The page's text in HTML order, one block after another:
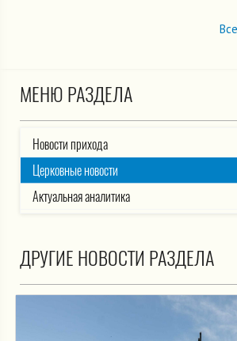
МЕНЮ РАЗДЕЛА
Новости прихода
Церковные новости
Актуальная аналитика
ДРУГИЕ НОВОСТИ РАЗДЕЛА